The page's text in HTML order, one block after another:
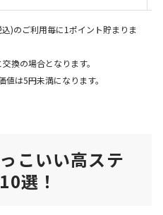
)のご利用毎に1ポイント貯まりま
換の場合となります。
は5円未満になります。
こいい高ステ
選！